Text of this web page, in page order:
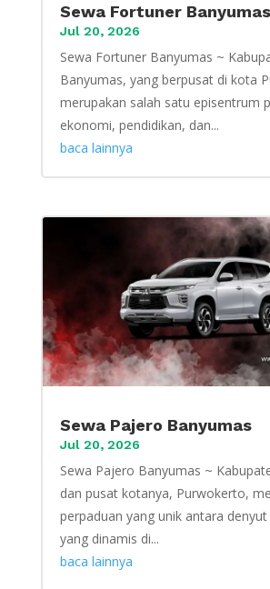
Sewa Fortuner Banyumas
Jul 20, 2026
Sewa Fortuner Banyumas ~
Banyumas, yang berpusat di kota
merupakan salah satu episentrum
ekonomi, pendidikan, dan...
baca lainnya
Sewa Pajero Banyumas
Jul 20, 2026
Sewa Pajero Banyumas ~
dan pusat kotanya, Purwokerto,
perpaduan yang unik antara denyut
yang dinamis di...
baca lainnya